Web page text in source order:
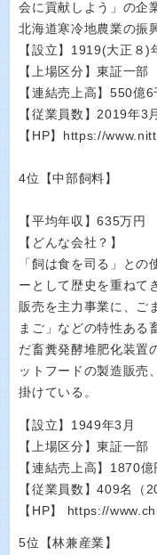
会に貢献しよう」の企
北海道寒冷地農業の振
【設立】1919(大正８)
【上場区分】東証一部
【連結売上高】550億
【従業員数】2019年
【HP】https://
4位【中部飼料】
【平均年収】635万円
【どんな会社？】
「飼は食を司る」と
ーとして歴史を重ねて
販売を主力事業に、ご
まご」などの特性ある
だ畜糞発酵堆肥化装置
ットフードの製造販売
掛けている。
【設立】1949年3月
【上場区分】東証一部
【連結売上高】1870億
【従業員数】409名（
【HP】 https://
5位【林兼産業】